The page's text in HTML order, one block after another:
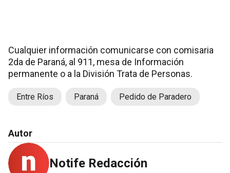
Cualquier información comunicarse con comisaria
2da de Paraná, al 911, mesa de Información
permanente o a la División Trata de Personas.
Entre Ríos Paraná Pedido de Paradero
Autor
Notife Redacción